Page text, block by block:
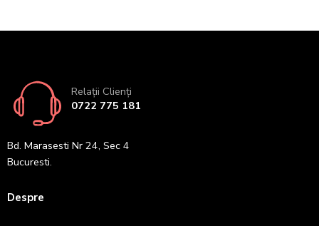
Relații Clienți
0722 775 181
Bd. Marasesti Nr 24, Sec 4
Bucuresti.
Despre